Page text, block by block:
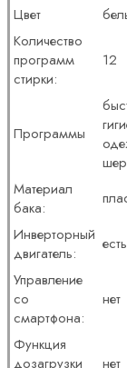
Цвет
Количество
программ
стирки:
12
Программы
Материал
бака:
Инверторный
двигатель:
есть
Управление
со
смартфона:
нет
Функция
дозагрузки
нет